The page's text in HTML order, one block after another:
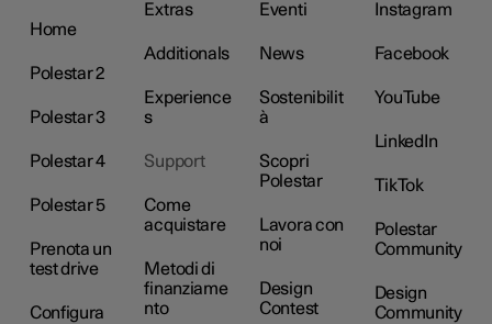
Home
Polestar 2
Polestar 3
Polestar 4
Polestar 5
Prenota un
test drive
Configura
Extras
Additionals
Experience
s
Support
Come
acquistare
Metodi di
finanziame
nto
Eventi
News
Sostenibilit
à
Scopri
Polestar
Lavora con
noi
Design
Contest
Instagram
Facebook
YouTube
LinkedIn
TikTok
Polestar
Community
Design
Community